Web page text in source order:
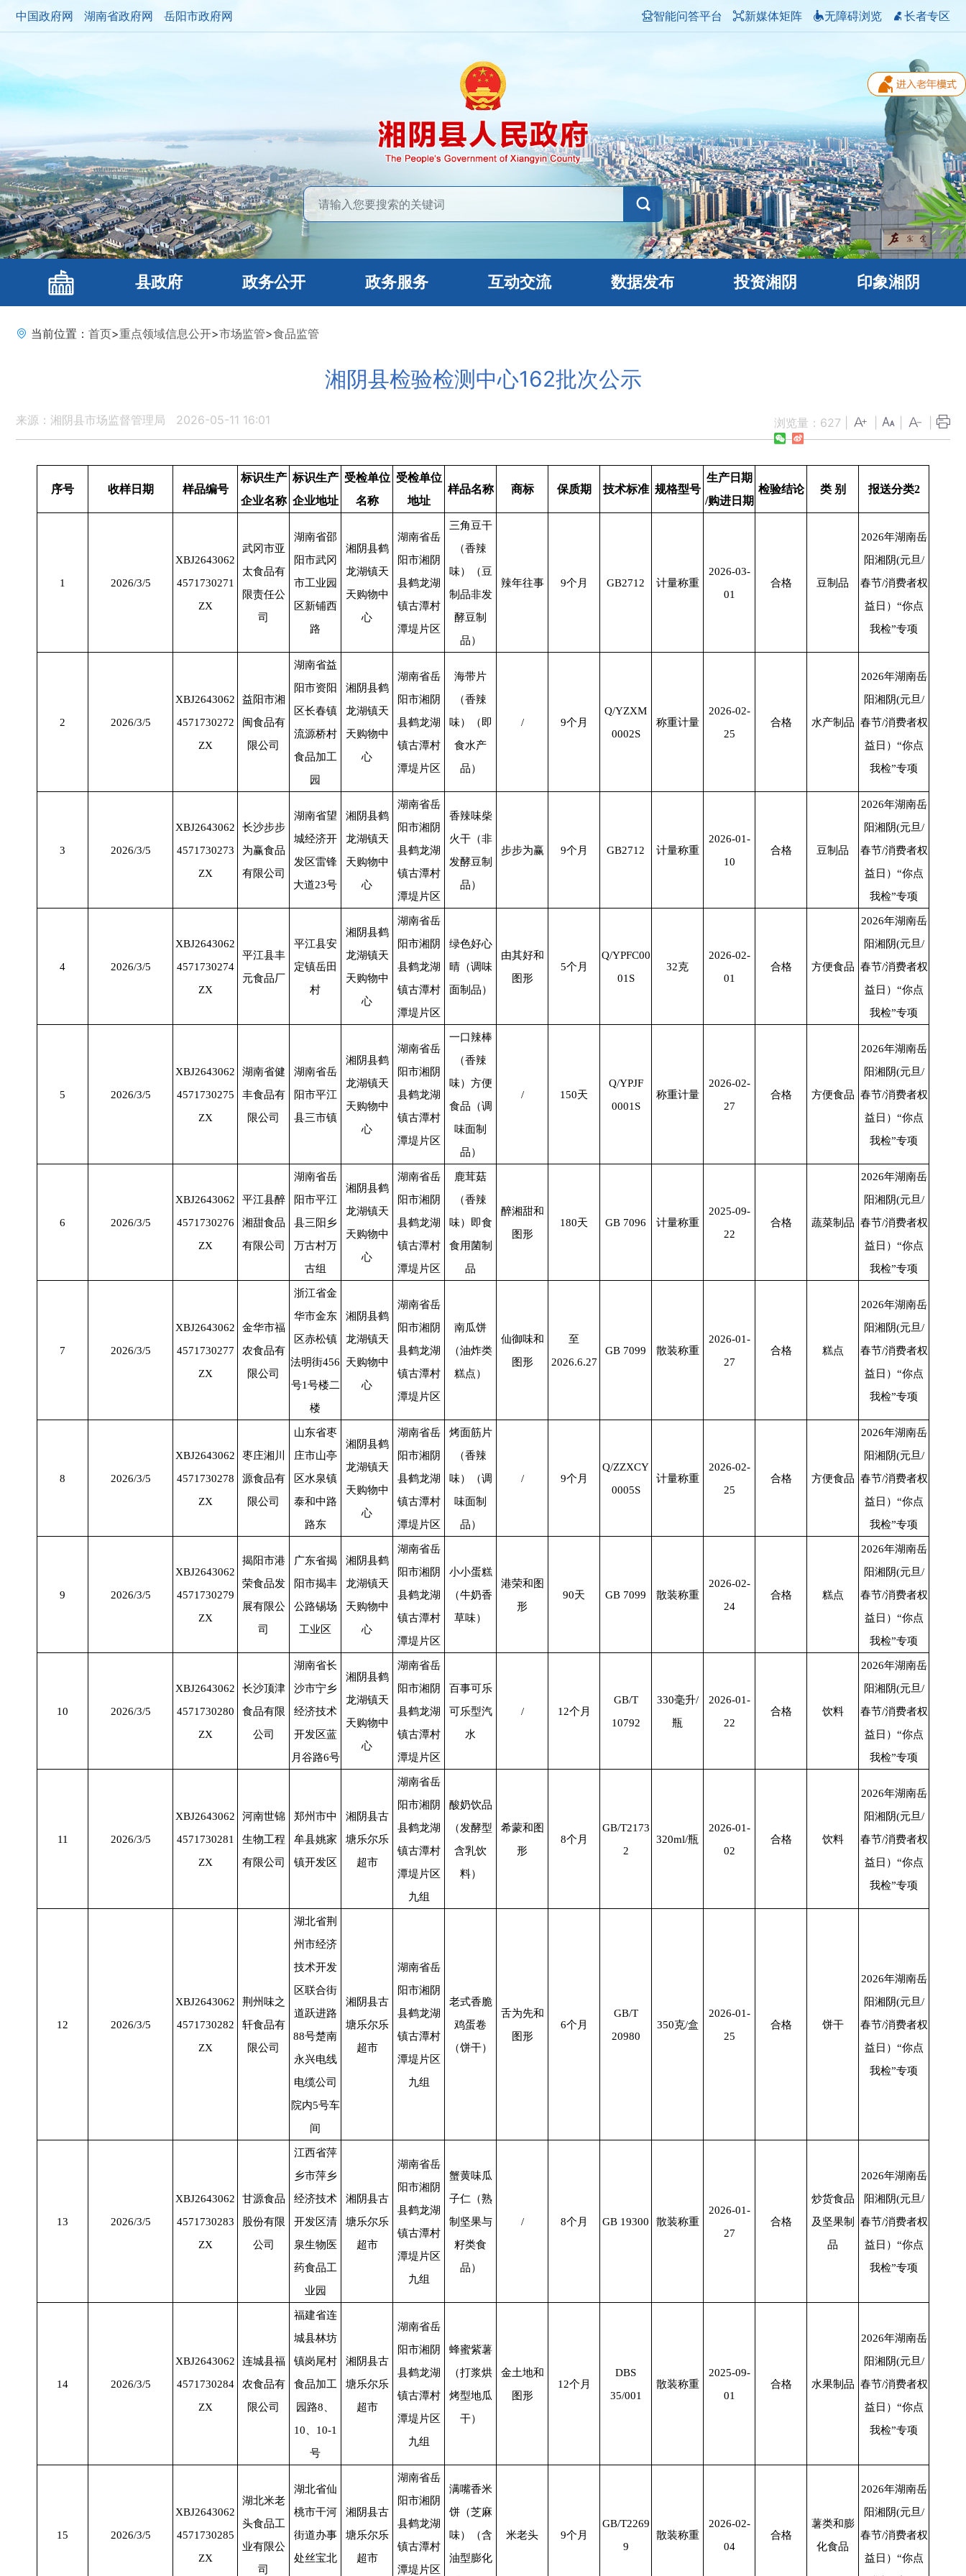
中国政府网 湖南省政府网 岳阳市政府网 智能问答平台 新媒体矩阵 无障碍浏览 长者专区
县政府 政务公开 政务服务 互动交流 数据发布 投资湘阴 印象湘阴
当前位置： 首页>重点领域信息公开>市场监管>食品监管
湘阴县检验检测中心162批次公示
来源：湘阴县市场监督管理局 2026-05-11 16:01 浏览量： 627
序号 收样日期 样品编号
标识生产
企业名称
标识生产
企业地址
受检单位
名称
受检单位
地址
样品名称 商标 保质期 技术标准 规格型号
生产日期
/购进日期
检验结论 类 别 报送分类2
1 2026/3/5
XBJ2643062
4571730271
ZX
武冈市亚
太食品有
限责任公
司
湖南省邵
阳市武冈
市工业园
区新铺西
路
湘阴县鹤
龙湖镇天
天购物中
心
湖南省岳
阳市湘阴
县鹤龙湖
镇古潭村
潭堤片区
三角豆干
（香辣
味）（豆
制品非发
酵豆制
品）
辣年往事 9个月 GB2712 计量称重
2026-03-
01
合格 豆制品
2026年湖南岳
阳湘阴(元旦/
春节/消费者权
益日）“你点
我检”专项
2 2026/3/5
XBJ2643062
4571730272
ZX
益阳市湘
闽食品有
限公司
湖南省益
阳市资阳
区长春镇
流源桥村
食品加工
园
湘阴县鹤
龙湖镇天
天购物中
心
湖南省岳
阳市湘阴
县鹤龙湖
镇古潭村
潭堤片区
海带片
（香辣
味）（即
食水产
品）
/ 9个月
Q/YZXM
0002S
称重计量
2026-02-
25
合格 水产制品
2026年湖南岳
阳湘阴(元旦/
春节/消费者权
益日）“你点
我检”专项
3 2026/3/5
XBJ2643062
4571730273
ZX
长沙步步
为赢食品
有限公司
湖南省望
城经济开
发区雷锋
大道23号
湘阴县鹤
龙湖镇天
天购物中
心
湖南省岳
阳市湘阴
县鹤龙湖
镇古潭村
潭堤片区
香辣味柴
火干（非
发酵豆制
品）
步步为赢 9个月 GB2712 计量称重
2026-01-
10
合格 豆制品
2026年湖南岳
阳湘阴(元旦/
春节/消费者权
益日）“你点
我检”专项
4 2026/3/5
XBJ2643062
4571730274
ZX
平江县丰
元食品厂
平江县安
定镇岳田
村
湘阴县鹤
龙湖镇天
天购物中
心
湖南省岳
阳市湘阴
县鹤龙湖
镇古潭村
潭堤片区
绿色好心
晴（调味
面制品）
由其好和
图形
5个月
Q/YPFC00
01S
32克
2026-02-
01
合格 方便食品
2026年湖南岳
阳湘阴(元旦/
春节/消费者权
益日）“你点
我检”专项
5 2026/3/5
XBJ2643062
4571730275
ZX
湖南省健
丰食品有
限公司
湖南省岳
阳市平江
县三市镇
湘阴县鹤
龙湖镇天
天购物中
心
湖南省岳
阳市湘阴
县鹤龙湖
镇古潭村
潭堤片区
一口辣棒
（香辣
味）方便
食品（调
味面制
品）
/ 150天
Q/YPJF
0001S
称重计量
2026-02-
27
合格 方便食品
2026年湖南岳
阳湘阴(元旦/
春节/消费者权
益日）“你点
我检”专项
6 2026/3/5
XBJ2643062
4571730276
ZX
平江县醉
湘甜食品
有限公司
湖南省岳
阳市平江
县三阳乡
万古村万
古组
湘阴县鹤
龙湖镇天
天购物中
心
湖南省岳
阳市湘阴
县鹤龙湖
镇古潭村
潭堤片区
鹿茸菇
（香辣
味）即食
食用菌制
品
醉湘甜和
图形
180天 GB 7096 计量称重
2025-09-
22
合格 蔬菜制品
2026年湖南岳
阳湘阴(元旦/
春节/消费者权
益日）“你点
我检”专项
7 2026/3/5
XBJ2643062
4571730277
ZX
金华市福
农食品有
限公司
浙江省金
华市金东
区赤松镇
法明街456
号1号楼二
楼
湘阴县鹤
龙湖镇天
天购物中
心
湖南省岳
阳市湘阴
县鹤龙湖
镇古潭村
潭堤片区
南瓜饼
（油炸类
糕点）
仙御味和
图形
至
2026.6.27
GB 7099 散装称重
2026-01-
27
合格 糕点
2026年湖南岳
阳湘阴(元旦/
春节/消费者权
益日）“你点
我检”专项
8 2026/3/5
XBJ2643062
4571730278
ZX
枣庄湘川
源食品有
限公司
山东省枣
庄市山亭
区水泉镇
泰和中路
路东
湘阴县鹤
龙湖镇天
天购物中
心
湖南省岳
阳市湘阴
县鹤龙湖
镇古潭村
潭堤片区
烤面筋片
（香辣
味）（调
味面制
品）
/ 9个月
Q/ZZXCY
0005S
计量称重
2026-02-
25
合格 方便食品
2026年湖南岳
阳湘阴(元旦/
春节/消费者权
益日）“你点
我检”专项
9 2026/3/5
XBJ2643062
4571730279
ZX
揭阳市港
荣食品发
展有限公
司
广东省揭
阳市揭丰
公路锡场
工业区
湘阴县鹤
龙湖镇天
天购物中
心
湖南省岳
阳市湘阴
县鹤龙湖
镇古潭村
潭堤片区
小小蛋糕
（牛奶香
草味）
港荣和图
形
90天 GB 7099 散装称重
2026-02-
24
合格 糕点
2026年湖南岳
阳湘阴(元旦/
春节/消费者权
益日）“你点
我检”专项
10 2026/3/5
XBJ2643062
4571730280
ZX
长沙顶津
食品有限
公司
湖南省长
沙市宁乡
经济技术
开发区蓝
月谷路6号
湘阴县鹤
龙湖镇天
天购物中
心
湖南省岳
阳市湘阴
县鹤龙湖
镇古潭村
潭堤片区
百事可乐
可乐型汽
水
/ 12个月
GB/T
10792
330毫升/
瓶
2026-01-
22
合格 饮料
2026年湖南岳
阳湘阴(元旦/
春节/消费者权
益日）“你点
我检”专项
11 2026/3/5
XBJ2643062
4571730281
ZX
河南世锦
生物工程
有限公司
郑州市中
牟县姚家
镇开发区
湘阴县古
塘乐尔乐
超市
湖南省岳
阳市湘阴
县鹤龙湖
镇古潭村
潭堤片区
九组
酸奶饮品
（发酵型
含乳饮
料）
希蒙和图
形
8个月
GB/T2173
2
320ml/瓶
2026-01-
02
合格 饮料
2026年湖南岳
阳湘阴(元旦/
春节/消费者权
益日）“你点
我检”专项
12 2026/3/5
XBJ2643062
4571730282
ZX
荆州味之
轩食品有
限公司
湖北省荆
州市经济
技术开发
区联合街
道跃进路
88号楚南
永兴电线
电缆公司
院内5号车
间
湘阴县古
塘乐尔乐
超市
湖南省岳
阳市湘阴
县鹤龙湖
镇古潭村
潭堤片区
九组
老式香脆
鸡蛋卷
（饼干）
舌为先和
图形
6个月
GB/T
20980
350克/盒
2026-01-
25
合格 饼干
2026年湖南岳
阳湘阴(元旦/
春节/消费者权
益日）“你点
我检”专项
13 2026/3/5
XBJ2643062
4571730283
ZX
甘源食品
股份有限
公司
江西省萍
乡市萍乡
经济技术
开发区清
泉生物医
药食品工
业园
湘阴县古
塘乐尔乐
超市
湖南省岳
阳市湘阴
县鹤龙湖
镇古潭村
潭堤片区
九组
蟹黄味瓜
子仁（熟
制坚果与
籽类食
品）
/ 8个月 GB 19300 散装称重
2026-01-
27
合格
炒货食品
及坚果制
品
2026年湖南岳
阳湘阴(元旦/
春节/消费者权
益日）“你点
我检”专项
14 2026/3/5
XBJ2643062
4571730284
ZX
连城县福
农食品有
限公司
福建省连
城县林坊
镇岗尾村
食品加工
园路8
10
10-1
号
湘阴县古
塘乐尔乐
超市
湖南省岳
阳市湘阴
县鹤龙湖
镇古潭村
潭堤片区
九组
蜂蜜紫薯
（打浆烘
烤型地瓜
干）
金土地和
图形
12个月
DBS
35/001
散装称重
2025-09-
01
合格 水果制品
2026年湖南岳
阳湘阴(元旦/
春节/消费者权
益日）“你点
我检”专项
15 2026/3/5
XBJ2643062
4571730285
ZX
湖北米老
头食品工
业有限公
司
湖北省仙
桃市干河
街道办事
处丝宝北
湘阴县古
塘乐尔乐
超市
湖南省岳
阳市湘阴
县鹤龙湖
镇古潭村
潭堤片区
满嘴香米
饼（芝麻
味）（含
油型膨化
米老头 9个月
GB/T2269
9
散装称重
2026-02-
04
合格
薯类和膨
化食品
2026年湖南岳
阳湘阴(元旦/
春节/消费者权
益日）“你点